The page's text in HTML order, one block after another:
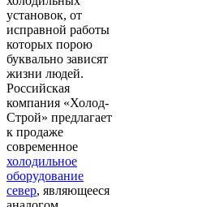
установок, от
исправной работы
которых порою
буквально зависят
жизни людей.
Российская
компания «Холод-
Строй» предлагает
к продаже
современное
холодильное
оборудование
север, являющееся